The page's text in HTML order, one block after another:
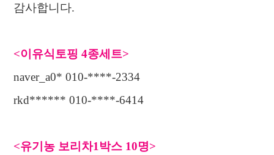
감사합니다.
<이유식토핑4종세트>
naver_a0* 010-****-2334
rkd****** 010-****-6414
<유기농 보리차1 박스 10명>